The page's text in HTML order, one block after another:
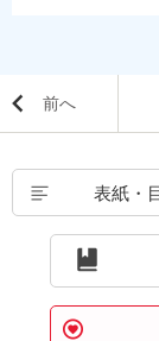
前へ
表紙・